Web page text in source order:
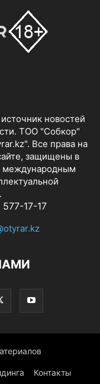
новостей
ТОО "Собкор"
Все права на
защищены в
международным
17-17
Контакты